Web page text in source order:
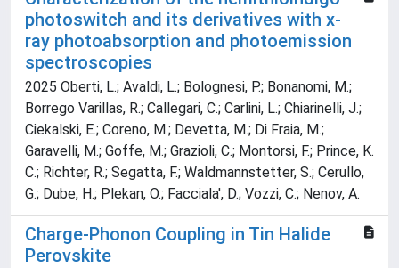
photoswitch and its derivatives with x-
ray photoabsorption and photoemission
spectroscopies
2025 Oberti, L.; Avaldi, L.; Bolognesi, P.; Bonanomi, M.;
Borrego Varillas, R.; Callegari, C.; Carlini, L.; Chiarinelli, J.;
Ciekalski, E.; Coreno, M.; Devetta, M.; Di Fraia, M.;
Garavelli, M.; Goffe, M.; Grazioli, C.; Montorsi, F.; Prince, K.
C.; Richter, R.; Segatta, F.; Waldmannstetter, S.; Cerullo,
G.; Dube, H.; Plekan, O.; Facciala', D.; Vozzi, C.; Nenov, A.
Charge-Phonon Coupling in Tin Halide
Perovskite